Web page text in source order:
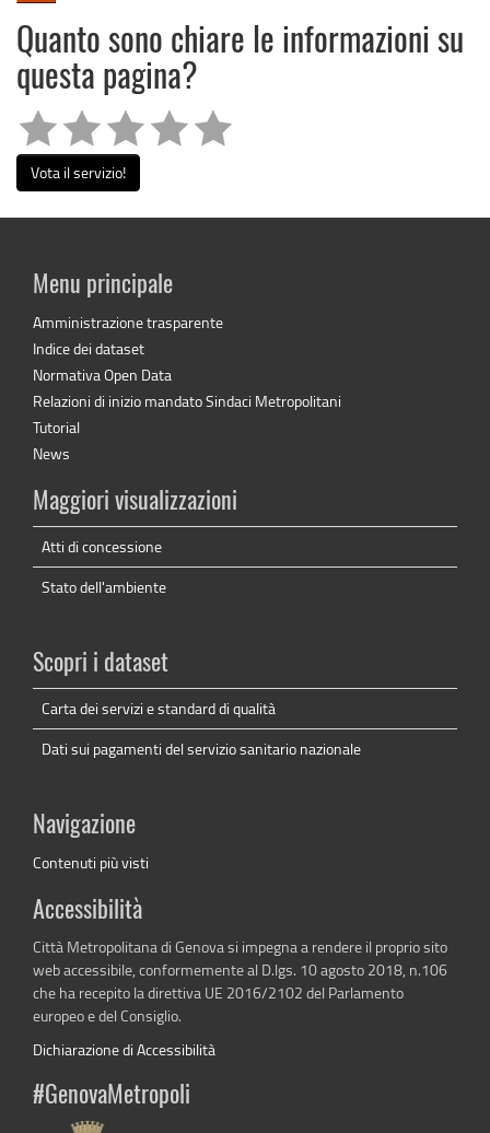
Quanto sono chiare le informazioni su
questa pagina?
Vota il servizio!
Menu principale
Amministrazione trasparente
Indice dei dataset
Normativa Open Data
Relazioni di inizio mandato Sindaci Metropolitani
Tutorial
News
Maggiori visualizzazioni
Atti di concessione
Stato dell'ambiente
Scopri i dataset
Carta dei servizi e standard di qualità
Dati sui pagamenti del servizio sanitario nazionale
Navigazione
Contenuti più visti
Accessibilità
Città Metropolitana di Genova si impegna a rendere il proprio sito
web accessibile, conformemente al D.lgs. 10 agosto 2018, n.106
che ha recepito la direttiva UE 2016/2102 del Parlamento
europeo e del Consiglio.
Dichiarazione di Accessibilità
#GenovaMetropoli